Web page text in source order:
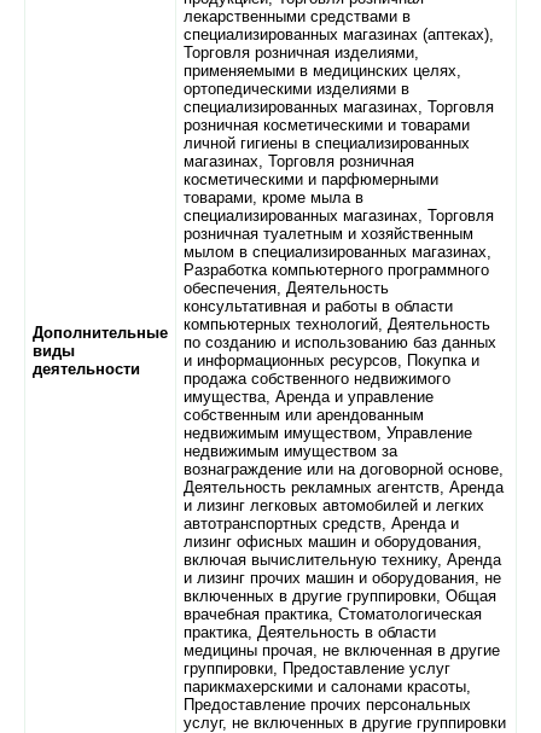
Дополнительные
виды
деятельности
лекарственными средствами в
специализированных магазинах (аптеках),
Торговля розничная изделиями,
применяемыми в медицинских целях,
ортопедическими изделиями в
специализированных магазинах, Торговля
розничная косметическими и товарами
личной гигиены в специализированных
магазинах, Торговля розничная
косметическими и парфюмерными
товарами, кроме мыла в
специализированных магазинах, Торговля
розничная туалетным и хозяйственным
мылом в специализированных магазинах,
Разработка компьютерного программного
обеспечения, Деятельность
консультативная и работы в области
компьютерных технологий, Деятельность
по созданию и использованию баз данных
и информационных ресурсов, Покупка и
продажа собственного недвижимого
имущества, Аренда и управление
собственным или арендованным
недвижимым имуществом, Управление
недвижимым имуществом за
вознаграждение или на договорной основе,
Деятельность рекламных агентств, Аренда
и лизинг легковых автомобилей и легких
автотранспортных средств, Аренда и
лизинг офисных машин и оборудования,
включая вычислительную технику, Аренда
и лизинг прочих машин и оборудования, не
включенных в другие группировки, Общая
врачебная практика, Стоматологическая
практика, Деятельность в области
медицины прочая, не включенная в другие
группировки, Предоставление услуг
парикмахерскими и салонами красоты,
Предоставление прочих персональных
услуг, не включенных в другие группировки